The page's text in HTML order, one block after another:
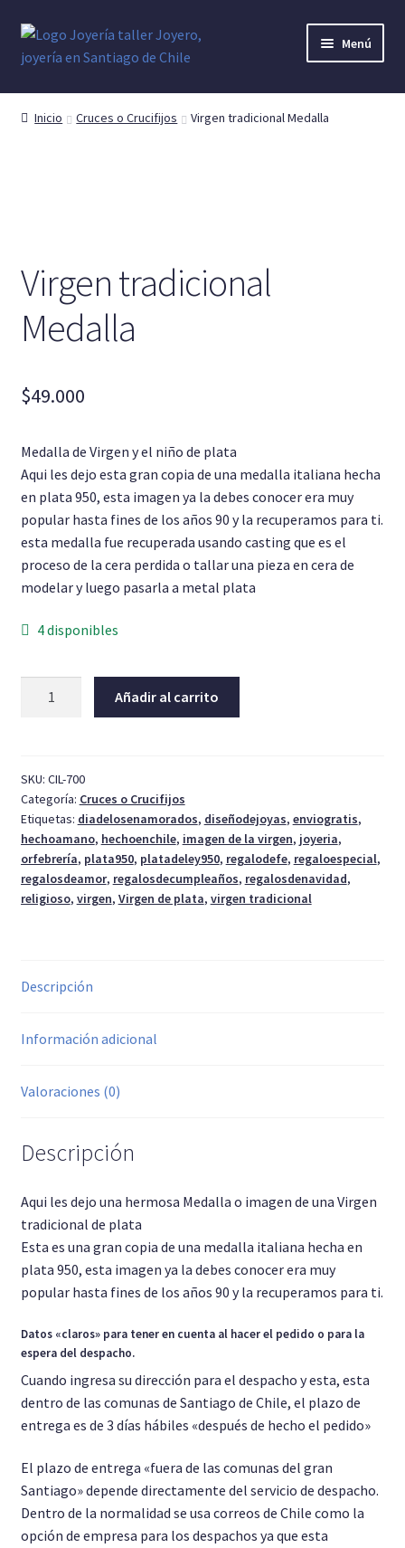
Ir
a
Ir
al
Menú
Anillo Hombre
Anillo Denario
Pendientes y Aretes
Anillo Unisex
Cadenas
Inicio Cruces o Crucifijos Virgen tradicional Medalla
Virgen tradicional
Medalla
$49.000
Medalla de Virgen y el niño de plata
Aqui les dejo esta gran copia de una medalla italiana hecha
en plata 950, esta imagen ya la debes conocer era muy
popular hasta fines de los años 90 y la recuperamos para ti.
esta medalla fue recuperada usando casting que es el
proceso de la cera perdida o tallar una pieza en cera de
modelar y luego pasarla a metal plata
4 disponibles
Añadir al carrito
SKU: CIL-700
Categoría: Cruces o Crucifijos
Etiquetas: diadelosenamorados, diseñodejoyas, enviogratis,
hechoamano, hechoenchile, imagen de la virgen, joyeria,
orfebrería, plata950, platadeley950, regalodefe, regaloespecial,
regalosdeamor, regalosdecumpleaños, regalosdenavidad,
religioso, virgen, Virgen de plata, virgen tradicional
Descripción
Información adicional
Valoraciones (0)
Descripción
Aqui les dejo una hermosa Medalla o imagen de una Virgen
tradicional de plata
Esta es una gran copia de una medalla italiana hecha en
plata 950, esta imagen ya la debes conocer era muy
popular hasta fines de los años 90 y la recuperamos para ti.
Datos «claros» para tener en cuenta al hacer el pedido o para la
espera del despacho.
Cuando ingresa su dirección para el despacho y esta, esta
dentro de las comunas de Santiago de Chile, el plazo de
entrega es de 3 días hábiles «después de hecho el pedido»
El plazo de entrega «fuera de las comunas del gran
Santiago» depende directamente del servicio de despacho.
Dentro de la normalidad se usa correos de Chile como la
opción de empresa para los despachos ya que esta